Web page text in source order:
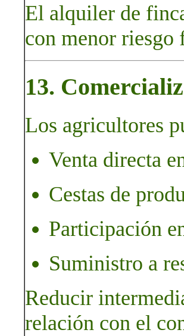
El alquiler de
con menor riesgo
13.
Los agricultores
Venta directa
Cestas de
Participación
Suministro a
Reducir
relación con el